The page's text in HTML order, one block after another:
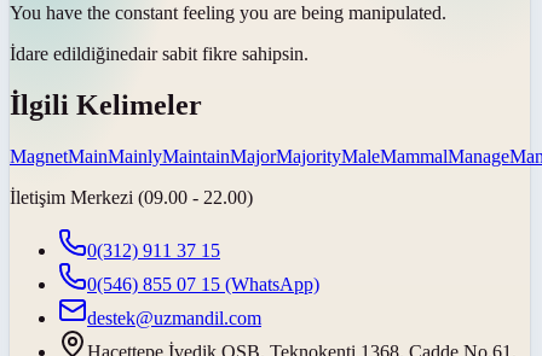
You have the constant feeling you are being manipulated.
İdare edildiğinedair sabit fikre sahipsin.
İlgili Kelimeler
MagnetMainMainlyMaintainMajorMajorityMaleMammalManage
İletişim Merkezi (09.00 - 22.00)
0(312) 911 37 15
0(546) 855 07 15 (WhatsApp)
destek@uzmandil.com
Hacettepe İvedik OSB. Teknokenti 1368. Cadde No.61,